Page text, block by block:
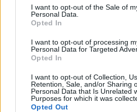
I want to opt-out of the Sale of
Personal Data.
Opted In
I want to opt-out of processing
Personal Data for Targeted
Opted In
I want to opt-out of Collection,
Retention, Sale, and/or Sharing
Personal Data that Is Unrelated
Purposes for which it was
Opted Out
Presidente: Sran Kroenke
Manager:Mikel Arteta
Premier League:13
FA Cup:14
FA Community Shield:17